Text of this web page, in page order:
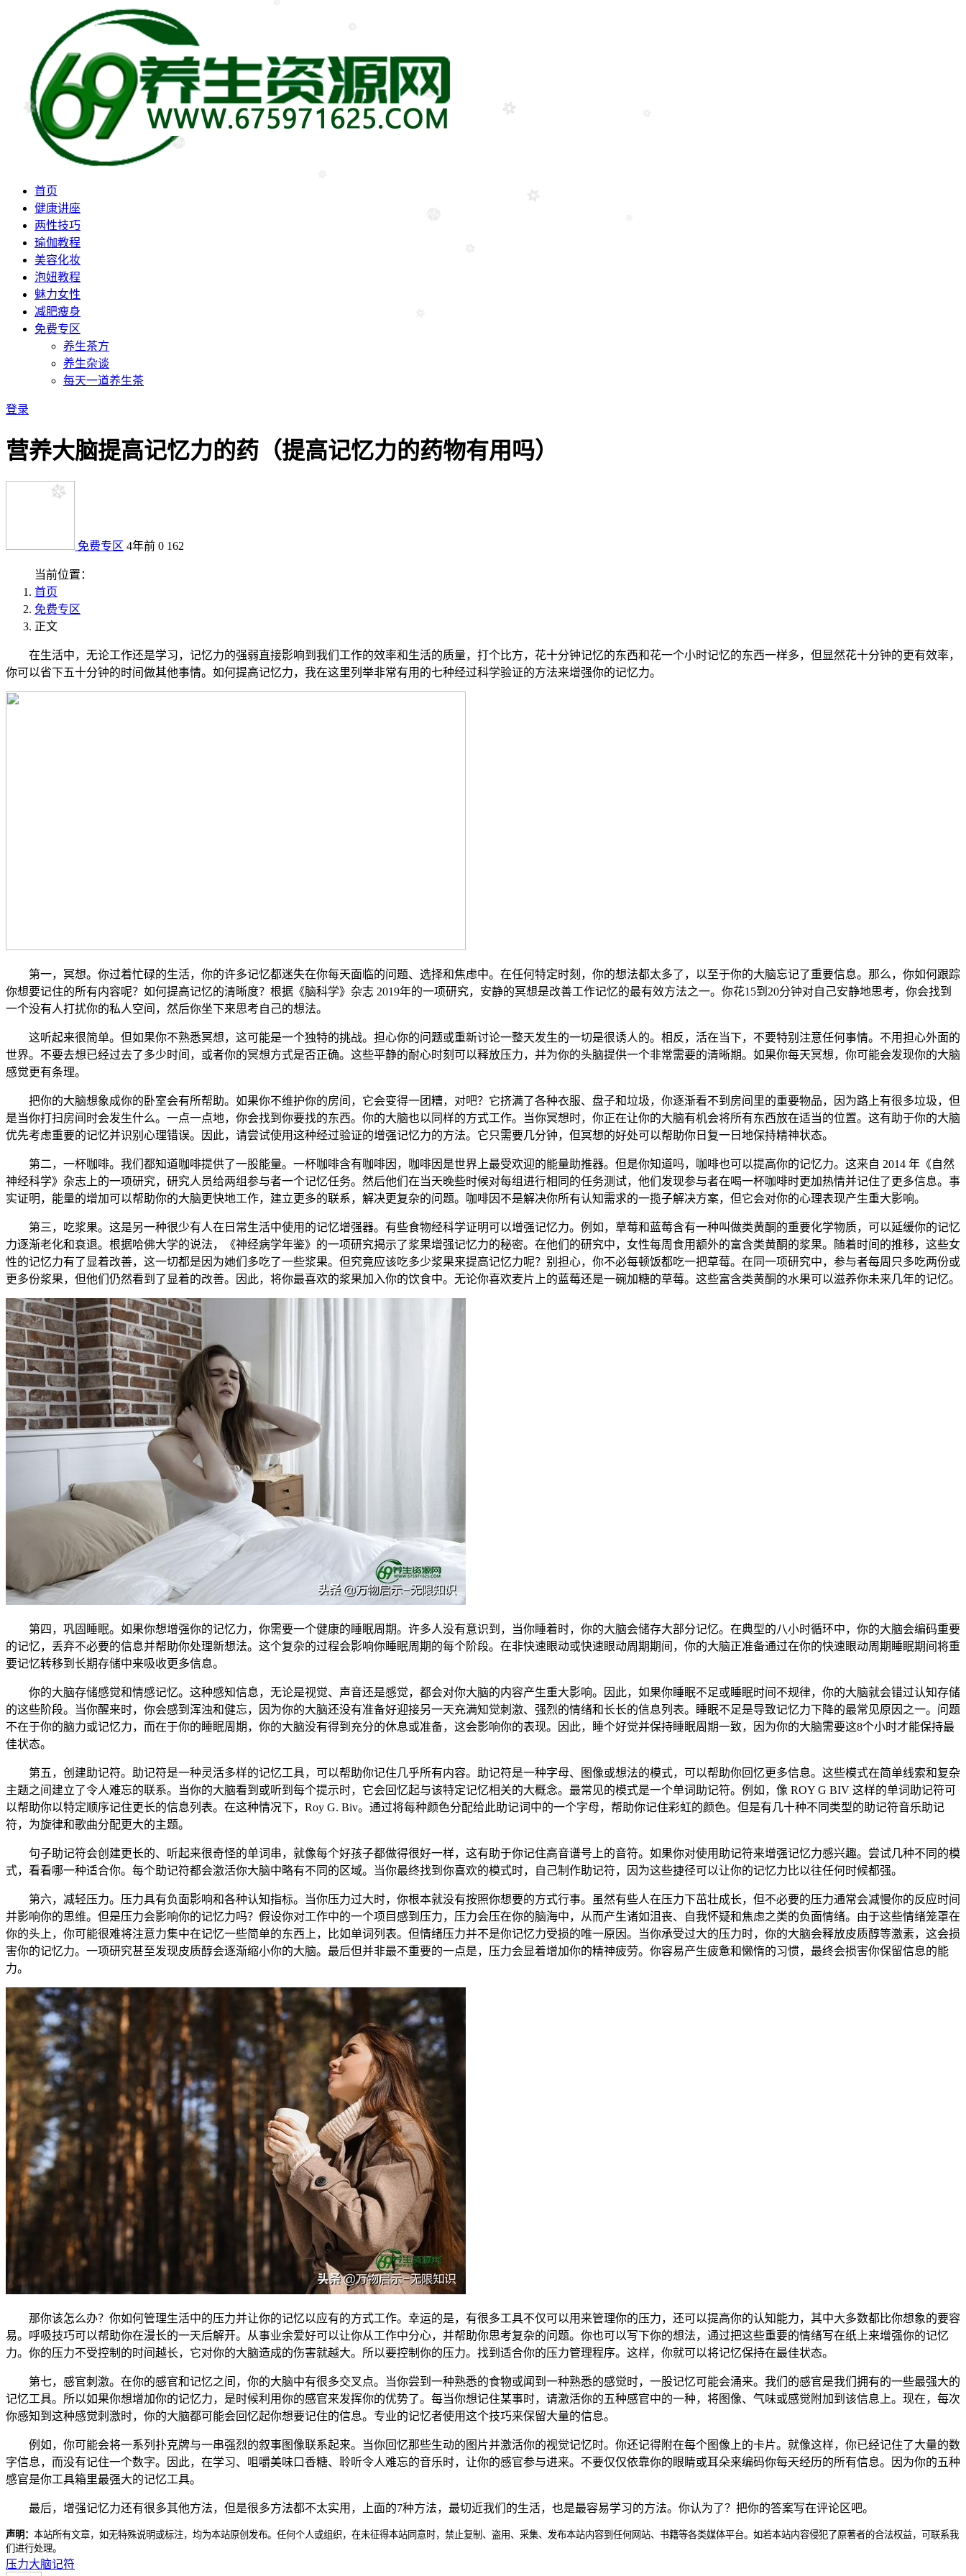
首页
健康讲座
两性技巧
瑜伽教程
美容化妆
泡妞教程
魅力女性
减肥瘦身
免费专区
养生茶方
养生杂谈
每天一道养生茶
登录
营养大脑提高记忆力的药（提高记忆力的药物有用吗）
免费专区 4年前 0 162
当前位置：
首页
免费专区
正文
在生活中，无论工作还是学习，记忆力的强弱直接影响到我们工作的效率和生活的质量，打个比方，花十分钟记忆的东西和花一个小时记忆的东西一样多，但显然花十分钟的更有效率，
你可以省下五十分钟的时间做其他事情。如何提高记忆力，我在这里列举非常有用的七种经过科学验证的方法来增强你的记忆力。
第一，冥想。你过着忙碌的生活，你的许多记忆都迷失在你每天面临的问题、选择和焦虑中。在任何特定时刻，你的想法都太多了，以至于你的大脑忘记了重要信息。那么，你如何跟踪
你想要记住的所有内容呢？如何提高记忆的清晰度？根据《脑科学》杂志 2019年的一项研究，安静的冥想是改善工作记忆的最有效方法之一。你花15到20分钟对自己安静地思考，你会找到
一个没有人打扰你的私人空间，然后你坐下来思考自己的想法。
这听起来很简单。但如果你不熟悉冥想，这可能是一个独特的挑战。担心你的问题或重新讨论一整天发生的一切是很诱人的。相反，活在当下，不要特别注意任何事情。不用担心外面的
世界。不要去想已经过去了多少时间，或者你的冥想方式是否正确。这些平静的耐心时刻可以释放压力，并为你的头脑提供一个非常需要的清晰期。如果你每天冥想，你可能会发现你的大脑
感觉更有条理。
把你的大脑想象成你的卧室会有所帮助。如果你不维护你的房间，它会变得一团糟，对吧？它挤满了各种衣服、盘子和垃圾，你逐渐看不到房间里的重要物品，因为路上有很多垃圾，但
是当你打扫房间时会发生什么。一点一点地，你会找到你要找的东西。你的大脑也以同样的方式工作。当你冥想时，你正在让你的大脑有机会将所有东西放在适当的位置。这有助于你的大脑
优先考虑重要的记忆并识别心理错误。因此，请尝试使用这种经过验证的增强记忆力的方法。它只需要几分钟，但冥想的好处可以帮助你日复一日地保持精神状态。
第二，一杯咖啡。我们都知道咖啡提供了一股能量。一杯咖啡含有咖啡因 ，咖啡因是世界上最受欢迎的能量助推器。但是你知道吗，咖啡也可以提高你的记忆力。这来自 2014 年《自然
神经科学》杂志上的一项研究，研究人员给两组参与者一个记忆任务。然后他们在当天晚些时候对每组进行相同的任务测试，他们发现参与者在喝一杯咖啡时更加热情并记住了更多信息。事
实证明，能量的增加可以帮助你的大脑更快地工作，建立更多的联系，解决更复杂的问题。咖啡因不是解决你所有认知需求的一揽子解决方案，但它会对你的心理表现产生重大影响。
第三，吃浆果。这是另一种很少有人在日常生活中使用的记忆增强器。有些食物经科学证明可以增强记忆力。例如，草莓和 蓝莓含有一种叫做类黄酮的重要化学物质，可以延缓你的记忆
力逐渐老化和衰退。根据哈佛大学的说法，《神经病学年鉴》的一项研究揭示了浆果增强记忆力的秘密。在他们的研究中，女性每周食用额外的富含类黄酮的浆果。随着时间的推移，这些女
性的记忆力有了显着改善，这一切都是因为她们多吃了一些浆果。但究竟应该吃多少浆果来提高记忆力呢？别担心，你不必每顿饭都吃一把草莓。在同一项研究中，参与者每周只多吃两份或
更多份浆果，但他们仍然看到了显着的改善。因此，将你最喜欢的浆果加入你的饮食中。无论你喜欢麦片上的蓝莓还是一碗加糖的草莓。这些富含类黄酮的水果可以滋养你未来几年的记忆。
第四，巩固睡眠。如果你想增强你的记忆力，你需要一个健康的睡眠周期。许多人没有意识到，当你睡着时，你的大脑会储存大部分记忆。在典型的八小时循环中，你的大脑会编码重要
的记忆，丢弃不必要的信息并帮助你处理新想法。这个复杂的过程会影响你睡眠周期的每个阶段。在非快速眼动或快速眼动周期期间，你的大脑正准备通过在你的快速眼动周期睡眠期间将重
要记忆转移到长期存储中来吸收更多信息。
你的大脑存储感觉和情感记忆。这种感知信息，无论是视觉、声音还是感觉，都会对你大脑的内容产生重大影响。因此，如果你睡眠不足或睡眠时间不规律，你的大脑就会错过认知存储
的这些阶段。当你醒来时，你会感到浑浊和健忘，因为你的大脑还没有准备好迎接另一天充满知觉刺激、强烈的情绪和长长的信息列表。睡眠不足是导致记忆力下降的最常见原因之一。问题
不在于你的脑力或记忆力，而在于你的睡眠周期，你的大脑没有得到充分的休息或准备，这会影响你的表现。因此，睡个好觉并保持睡眠周期一致，因为你的大脑需要这8个小时才能保持最
佳状态。
第五，创建助记符。助记符是一种灵活多样的记忆工具，可以帮助你记住几乎所有内容。助记符是一种字母、图像或想法的模式，可以帮助你回忆更多信息。这些模式在简单线索和复杂
主题之间建立了令人难忘的联系。当你的大脑看到或听到每个提示时，它会回忆起与该特定记忆相关的大概念。最常见的模式是一个单词助记符。例如，像 ROY G BIV 这样的单词助记符可
以帮助你以特定顺序记住更长的信息列表。在这种情况下，Roy G. Biv。通过将每种颜色分配给此助记词中的一个字母，帮助你记住彩虹的颜色。但是有几十种不同类型的助记符音乐助记
符，为旋律和歌曲分配更大的主题。
句子助记符会创建更长的、听起来很奇怪的单词串，就像每个好孩子都做得很好一样，这有助于你记住高音谱号上的音符。如果你对使用助记符来增强记忆力感兴趣。尝试几种不同的模
式，看看哪一种适合你。每个助记符都会激活你大脑中略有不同的区域。当你最终找到你喜欢的模式时，自己制作助记符，因为这些捷径可以让你的记忆力比以往任何时候都强。
第六，减轻压力。压力具有负面影响和各种认知指标。当你压力过大时，你根本就没有按照你想要的方式行事。虽然有些人在压力下茁壮成长，但不必要的压力通常会减慢你的反应时间
并影响你的思维。但是压力会影响你的记忆力吗？假设你对工作中的一个项目感到压力，压力会压在你的脑海中，从而产生诸如沮丧、自我怀疑和焦虑之类的负面情绪。由于这些情绪笼罩在
你的头上，你可能很难将注意力集中在记忆一些简单的东西上，比如单词列表。但情绪压力并不是你记忆力受损的唯一原因。当你承受过大的压力时，你的大脑会释放皮质醇等激素，这会损
害你的记忆力。一项研究甚至发现皮质醇会逐渐缩小你的大脑。最后但并非最不重要的一点是，压力会显着增加你的精神疲劳。你容易产生疲惫和懒惰的习惯，最终会损害你保留信息的能
力。
那你该怎么办？你如何管理生活中的压力并让你的记忆以应有的方式工作。幸运的是，有很多工具不仅可以用来管理你的压力，还可以提高你的认知能力，其中大多数都比你想象的要容
易。呼吸技巧可以帮助你在漫长的一天后解开。从事业余爱好可以让你从工作中分心，并帮助你思考复杂的问题。你也可以写下你的想法，通过把这些重要的情绪写在纸上来增强你的记忆
力。你的压力不受控制的时间越长，它对你的大脑造成的伤害就越大。所以要控制你的压力。找到适合你的压力管理程序。这样，你就可以将记忆保持在最佳状态。
第七，感官刺激。在你的感官和记忆之间，你的大脑中有很多交叉点。当你尝到一种熟悉的食物或闻到一种熟悉的感觉时，一股记忆可能会涌来。我们的感官是我们拥有的一些最强大的
记忆工具。所以如果你想增加你的记忆力，是时候利用你的感官来发挥你的优势了。每当你想记住某事时，请激活你的五种感官中的一种，将图像、气味或感觉附加到该信息上。现在，每次
你感知到这种感觉刺激时，你的大脑都可能会回忆起你想要记住的信息。专业的记忆者使用这个技巧来保留大量的信息。
例如，你可能会将一系列扑克牌与一串强烈的叙事图像联系起来。当你回忆那些生动的图片并激活你的视觉记忆时。你还记得附在每个图像上的卡片。就像这样，你已经记住了大量的数
字信息，而没有记住一个数字。因此，在学习、咀嚼美味口香糖、聆听令人难忘的音乐时，让你的感官参与进来。不要仅仅依靠你的眼睛或耳朵来编码你每天经历的所有信息。因为你的五种
感官是你工具箱里最强大的记忆工具。
最后，增强记忆力还有很多其他方法，但是很多方法都不太实用，上面的7种方法，最切近我们的生活，也是最容易学习的方法。你认为了？把你的答案写在评论区吧。
声明： 本站所有文章，如无特殊说明或标注，均为本站原创发布。任何个人或组织，在未征得本站同意时，禁止复制、盗用、采集、发布本站内容到任何网站、书籍等各类媒体平台。如若本站内容侵犯了原著者的合法权益，可联系我
们进行处理。
压力大脑记符